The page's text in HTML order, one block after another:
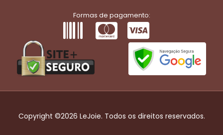
Formas de pagamento:
Copyright ©2026 LeJoie. Todos os direitos reservados.